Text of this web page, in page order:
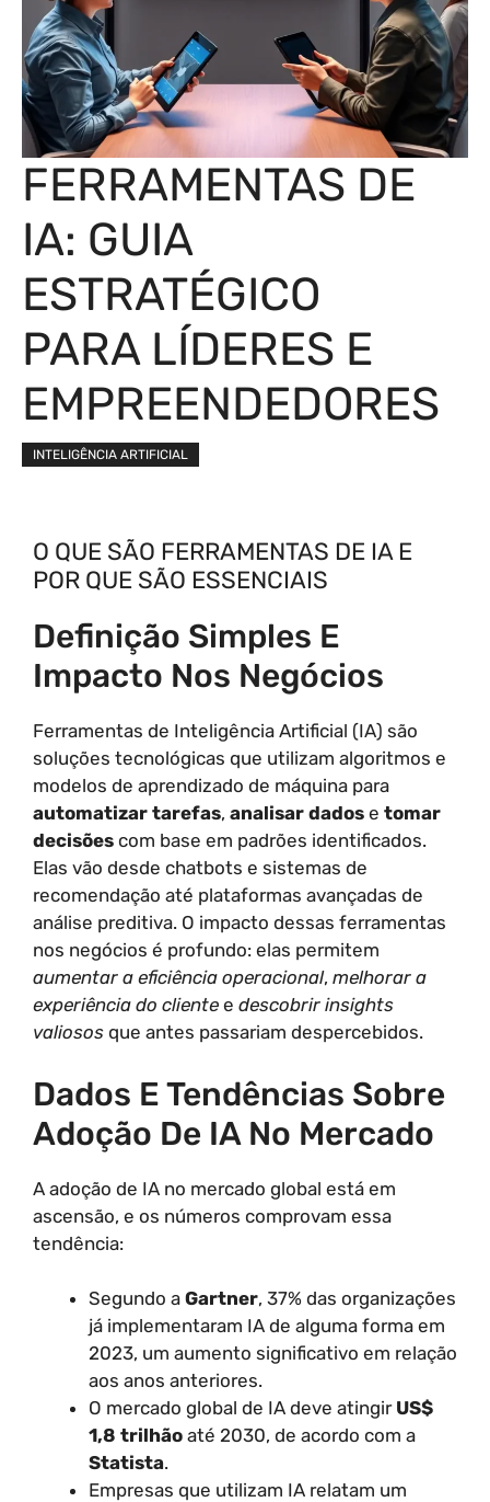
FERRAMENTAS DE
IA: GUIA
ESTRATÉGICO
PARA LÍDERES E
EMPREENDEDORES
INTELIGÊNCIA ARTIFICIAL
O QUE SÃO FERRAMENTAS DE IA E
POR QUE SÃO ESSENCIAIS
Definição Simples E
Impacto Nos Negócios
Ferramentas de Inteligência Artificial (IA) são
soluções tecnológicas que utilizam algoritmos e
modelos de aprendizado de máquina para
automatizar tarefas, analisar dados e tomar
decisões com base em padrões identificados.
Elas vão desde chatbots e sistemas de
recomendação até plataformas avançadas de
análise preditiva. O impacto dessas ferramentas
nos negócios é profundo: elas permitem
aumentar a eficiência operacional, melhorar a
experiência do cliente e descobrir insights
valiosos que antes passariam despercebidos.
Dados E Tendências Sobre
Adoção De IA No Mercado
A adoção de IA no mercado global está em
ascensão, e os números comprovam essa
tendência:
Segundo a Gartner, 37% das organizações
já implementaram IA de alguma forma em
2023, um aumento significativo em relação
aos anos anteriores.
O mercado global de IA deve atingir US$
1,8 trilhão até 2030, de acordo com a
Statista.
Empresas que utilizam IA relatam um